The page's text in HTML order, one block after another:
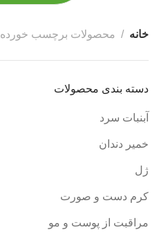
خانه محصولات برچسب خورده
دسته بندی محصولات
آبنبات سرد
خمیر دندان
ژل
کرم دست و صورت
مراقبت از پوست و مو